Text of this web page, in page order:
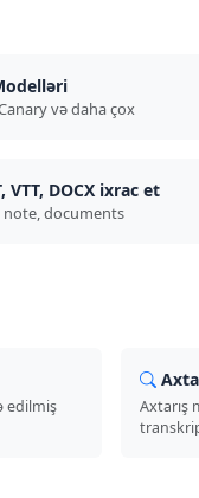
və daha çox
VTT, DOCX ixrac et
note, documents
edilmiş
Axtarış